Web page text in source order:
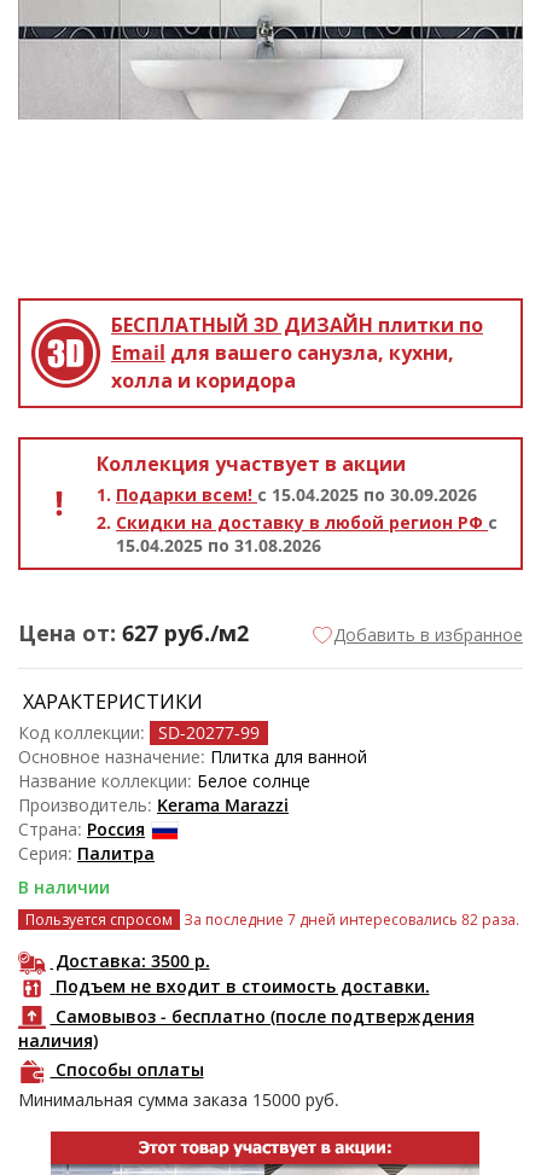
БЕСПЛАТНЫЙ 3D ДИЗАЙН плитки по
Email для вашего санузла, кухни,
холла и коридора
Коллекция участвует в акции
Подарки всем! с 15.04.2025 по 30.09.2026
Скидки на доставку в любой регион РФ с
15.04.2025 по 31.08.2026
Цена от: 627 руб./м2 Добавить в избранное
ХАРАКТЕРИСТИКИ
Код коллекции: SD-20277-99
Основное назначение: Плитка для ванной
Название коллекции: Белое солнце
Производитель: Kerama Marazzi
Страна: Россия
Серия: Палитра
В наличии
Пользуется спросом За последние 7 дней интересовались 82 раза.
Доставка: 3500 р.
Подъем не входит в стоимость доставки.
Самовывоз - бесплатно (после подтверждения
наличия)
Способы оплаты
Минимальная сумма заказа 15000 руб.